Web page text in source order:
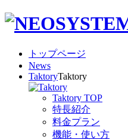
トップページ
News
TaktoryTaktory
Taktory TOP
特長紹介
料金プラン
機能・使い方